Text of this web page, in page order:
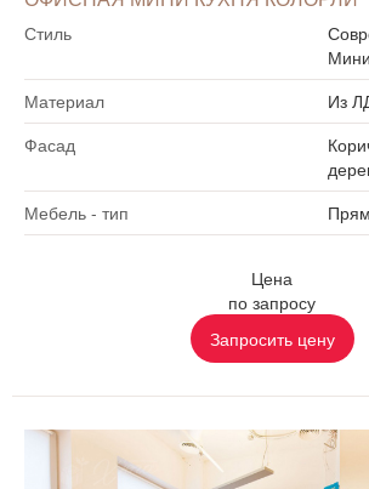
Стиль
Материал
Из
Фасад
Мебель - тип
Цена
по запросу
Запросить цену